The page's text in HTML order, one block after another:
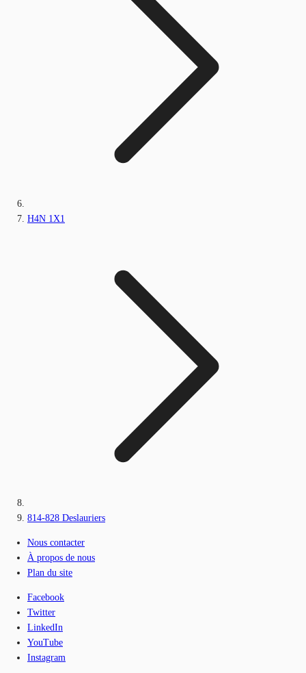
H4N 1X1
814-828 Deslauriers
Nous contacter
À propos de nous
Plan du site
Facebook
Twitter
LinkedIn
YouTube
Instagram